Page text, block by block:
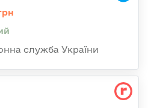
служба України